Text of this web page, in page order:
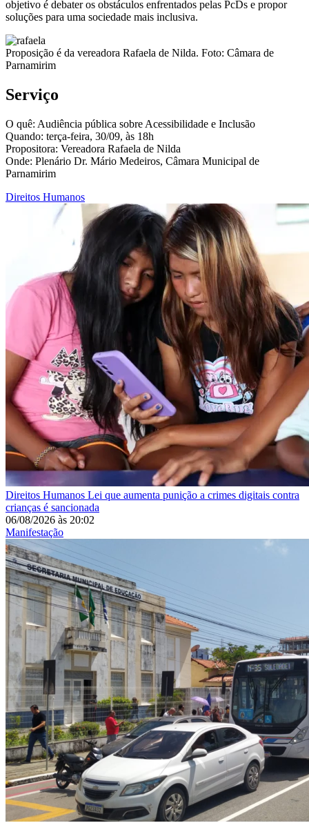
objetivo é debater os obstáculos enfrentados pelas PcDs e propor
soluções para uma sociedade mais inclusiva.
Proposição é da vereadora Rafaela de Nilda. Foto: Câmara de
Parnamirim
Serviço
O quê: Audiência pública sobre Acessibilidade e Inclusão
Quando: terça-feira, 30/09, às 18h
Propositora: Vereadora Rafaela de Nilda
Onde: Plenário Dr. Mário Medeiros, Câmara Municipal de
Parnamirim
Direitos Humanos
Direitos Humanos Lei que aumenta punição a crimes digitais contra
crianças é sancionada
06/08/2026 às 20:02
Manifestação